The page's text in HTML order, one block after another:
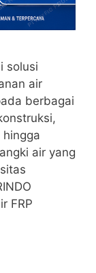
solusi
air
berbagai
air yang
FRP